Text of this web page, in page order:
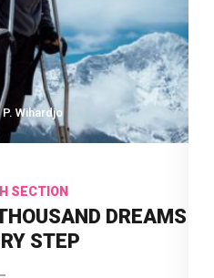
P. Wihardjo
SECTION
DREAMS
STEP